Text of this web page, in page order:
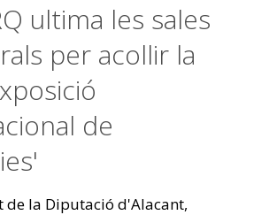
ultima les sales
per acollir la
de
de la Diputació d'Alacant,